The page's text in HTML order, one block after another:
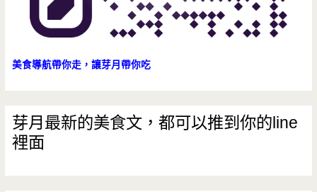
早
味
美食導航帶你走，讓芽月帶你吃
芽月最新的美食文，都可以推到你的line
裡面